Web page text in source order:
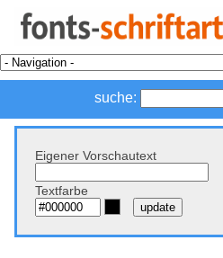
suche:
Eigener Vorschautext
Textfarbe